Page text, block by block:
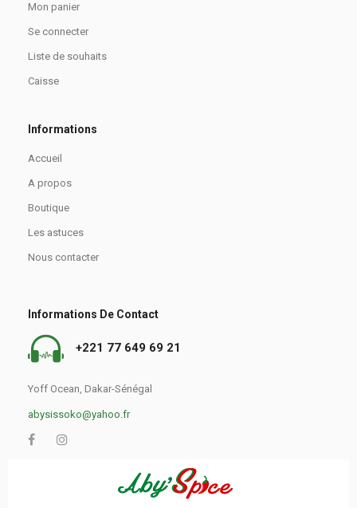
Mon panier
Se connecter
Liste de souhaits
Caisse
Informations
Accueil
A propos
Boutique
Les astuces
Nous contacter
Informations De Contact
+221 77 649 69 21
Yoff Ocean, Dakar-Sénégal
abysissoko@yahoo.fr